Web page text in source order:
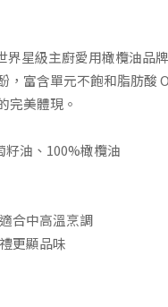
星級主廚愛用橄欖油品牌
，富含單元不飽和脂肪酸
完美體現。
籽油、100%橄欖油
合中高溫烹調
更顯品味